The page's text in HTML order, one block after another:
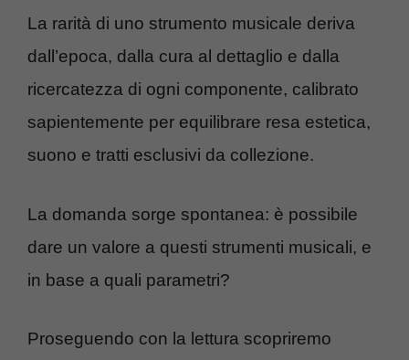
La rarità di uno strumento musicale deriva
dall’epoca, dalla cura al dettaglio e dalla
ricercatezza di ogni componente, calibrato
sapientemente per equilibrare resa estetica,
suono e tratti esclusivi da collezione.
La domanda sorge spontanea: è possibile
dare un valore a questi strumenti musicali, e
in base a quali parametri?
Proseguendo con la lettura scopriremo